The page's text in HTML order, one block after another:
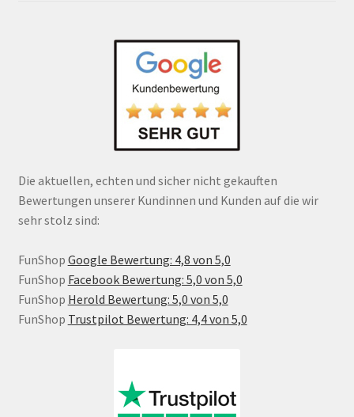
Die aktuellen, echten und sicher nicht gekauften
Bewertungen unserer Kundinnen und Kunden auf die wir
sehr stolz sind:
FunShop Google Bewertung: 4,8 von 5,0
FunShop Facebook Bewertung: 5,0 von 5,0
FunShop Herold Bewertung: 5,0 von 5,0
FunShop Trustpilot Bewertung: 4,4 von 5,0